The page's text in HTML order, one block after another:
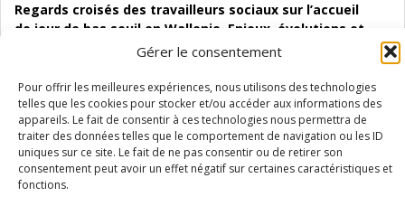
Gérer le consentement
Pour offrir les meilleures expériences, nous utilisons des technologies
telles que les cookies pour stocker et/ou accéder aux informations des
appareils. Le fait de consentir à ces technologies nous permettra de
traiter des données telles que le comportement de navigation ou les ID
uniques sur ce site. Le fait de ne pas consentir ou de retirer son
consentement peut avoir un effet négatif sur certaines caractéristiques et
fonctions.
Regards croisés des travailleurs sociaux sur l’accueil
de jour de bas seuil en Wallonie. Enjeux, évolutions et
06 Juil 2026
Étude d’évaluabilité des Structures
d’accompagnement à l’autocréation d’emploi (SAACE)
01 Juil 2026
Pénurie du personnel infirmier :quels indicateurs